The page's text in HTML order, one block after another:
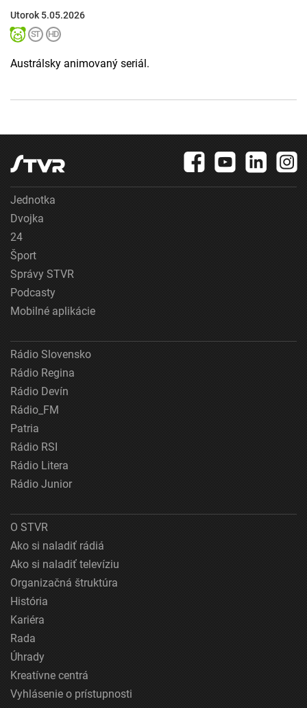
Utorok 5.05.2026
Austrálsky animovaný seriál.
Jednotka
Dvojka
24
Šport
Správy STVR
Podcasty
Mobilné aplikácie
Rádio Slovensko
Rádio Regina
Rádio Devín
Rádio_FM
Patria
Rádio RSI
Rádio Litera
Rádio Junior
O STVR
Ako si naladiť rádiá
Ako si naladiť televíziu
Organizačná štruktúra
História
Kariéra
Rada
Úhrady
Kreatívne centrá
Vyhlásenie o prístupnosti